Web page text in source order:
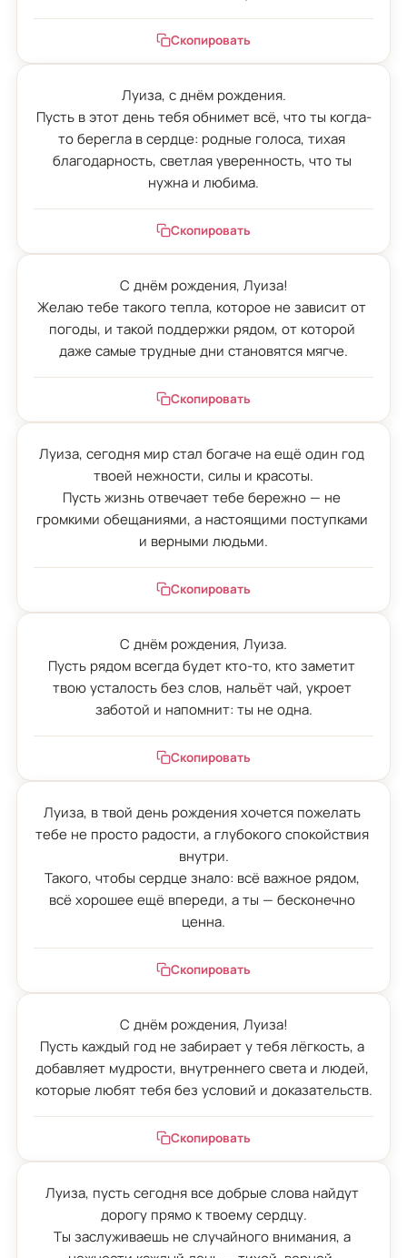
Скопировать
Луиза, с днём рождения.
Пусть в этот день тебя обнимет всё, что ты когда-
то берегла в сердце: родные голоса, тихая
благодарность, светлая уверенность, что ты
нужна и любима.
Скопировать
С днём рождения, Луиза!
Желаю тебе такого тепла, которое не зависит от
погоды, и такой поддержки рядом, от которой
даже самые трудные дни становятся мягче.
Скопировать
Луиза, сегодня мир стал богаче на ещё один год
твоей нежности, силы и красоты.
Пусть жизнь отвечает тебе бережно — не
громкими обещаниями, а настоящими поступками
и верными людьми.
Скопировать
С днём рождения, Луиза.
Пусть рядом всегда будет кто-то, кто заметит
твою усталость без слов, нальёт чай, укроет
заботой и напомнит: ты не одна.
Скопировать
Луиза, в твой день рождения хочется пожелать
тебе не просто радости, а глубокого спокойствия
внутри.
Такого, чтобы сердце знало: всё важное рядом,
всё хорошее ещё впереди, а ты — бесконечно
ценна.
Скопировать
С днём рождения, Луиза!
Пусть каждый год не забирает у тебя лёгкость, а
добавляет мудрости, внутреннего света и людей,
которые любят тебя без условий и доказательств.
Скопировать
Луиза, пусть сегодня все добрые слова найдут
дорогу прямо к твоему сердцу.
Ты заслуживаешь не случайного внимания, а